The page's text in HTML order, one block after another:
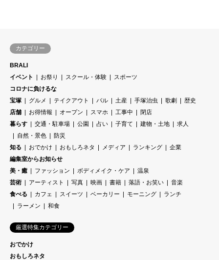
カテゴリー
BRALI
イベント
お祭り スクール・体験
スポーツ
コロナに負けるな
宝塚
グルメ テイクアウト バル 土産 手塚治虫 歌劇
歴史
店舗
お得情報 オープン スマホ 工事中
閉店
暮らす
交通・駐車場 公園 占い 子育て 建物・土地
求人
自然・景色
防災
知る
おでかけ おもしろネタ メディア ランキング
企業
編集室からお知らせ
美・癒
ファッション ボディメイク・ケア
温泉
芸術
アーティスト 写真 映画 書籍 落語・お笑い
音楽
食べる
カフェ スイーツ ベーカリー モーニング
ランチ
ラーメン
和食
厳選特集カテゴリー
おでかけ
おもしろネタ